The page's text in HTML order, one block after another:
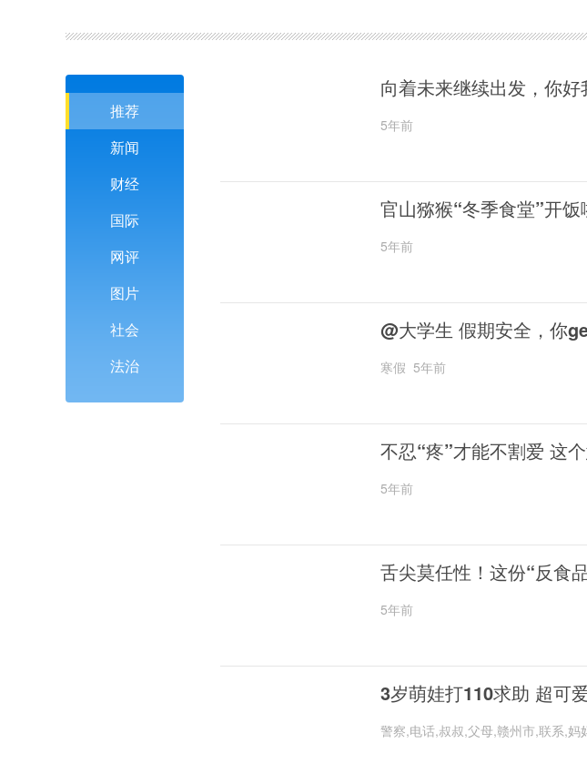
推荐
新闻
财经
国际
网评
图片
社会
法治
向着未来继续出发，你好
5年前
官山猕猴“冬季食堂”开饭
5年前
@大学生 假期安全，你
寒假 5年前
不忍“疼”才能不割爱 这
5年前
舌尖莫任性！这份“反食
5年前
3岁萌娃打110求助 超可
警察,电话,叔叔,父母,赣州市,联系,妈